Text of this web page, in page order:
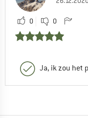
0 0
Ja, ik zou het